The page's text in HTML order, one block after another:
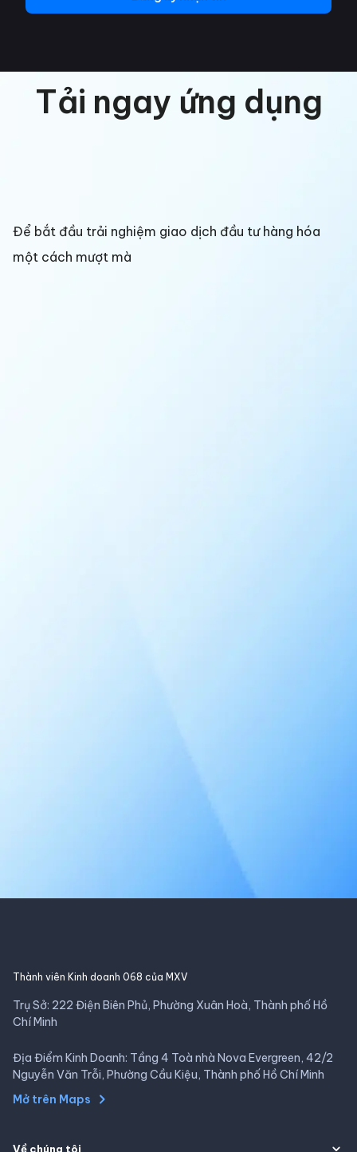
Tải ngay ứng dụng
Để bắt đầu trải nghiệm giao dịch đầu tư hàng hóa
một cách mượt mà
Thành viên Kinh doanh 068 của MXV
Trụ Sở: 222 Điện Biên Phủ, Phường Xuân Hoà, Thành phố Hồ
Chí Minh
Địa Điểm Kinh Doanh: Tầng 4 Toà nhà Nova Evergreen, 42/2
Nguyễn Văn Trỗi, Phường Cầu Kiệu, Thành phố Hồ Chí Minh
Mở trên Maps
Về chúng tôi